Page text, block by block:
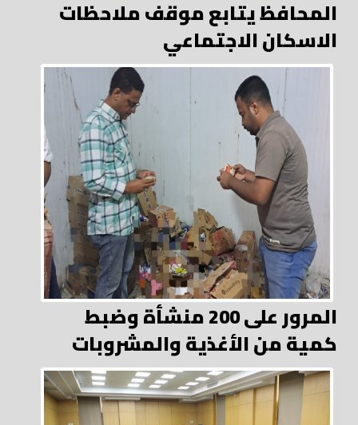
المحافظ يتابع موقف ملاحظات
الاسكان الاجتماعي
المرور على 200 منشأة وضبط
كمية من الأغذية والمشروبات